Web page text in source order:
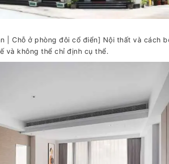
| Chỗ ở phòng đôi cổ điển] Nội thất và cách
và không thể chỉ định cụ thể.